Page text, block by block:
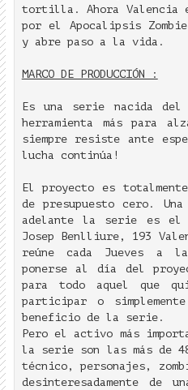
tortilla. Ahora Valencia
por el Apocalipsis
y abre paso a la vida.
MARCO DE PRODUCCIÓN :
Es una serie nacida del
herramienta más para
siempre resiste ante
lucha continúa!
El proyecto es
de presupuesto cero.
adelante la serie es el
Josep Benlliure, 193
reúne cada Jueves a
ponerse al día del
para todo aquel que
participar o
beneficio de la serie.
Pero el activo más
la serie son las más de
técnico, personajes,
desinteresadamente de